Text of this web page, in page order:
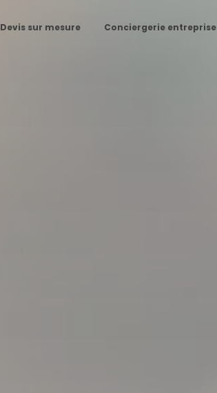
Devis sur mesure Conciergerie entreprise